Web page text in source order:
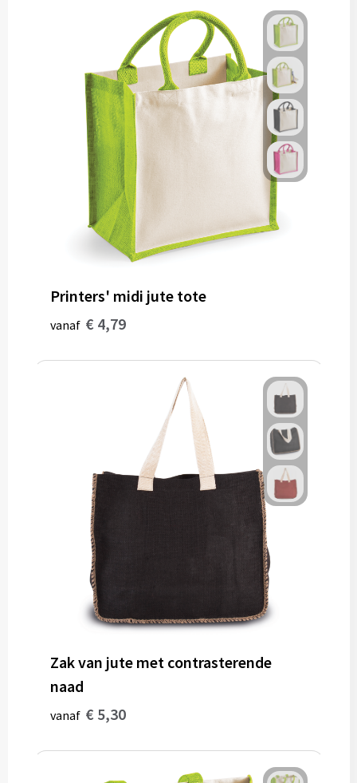
Printers' midi jute tote
vanaf € 4,79
Zak van jute met contrasterende
naad
vanaf € 5,30